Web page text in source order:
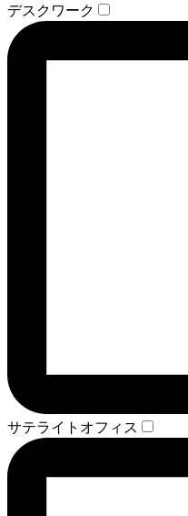
デスクワーク
サテライトオフィス